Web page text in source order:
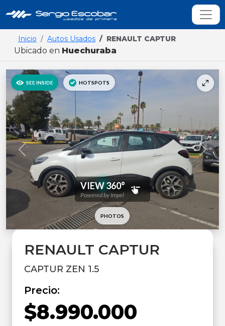
Inicio Autos Usados RENAULT CAPTUR
Ubicado en Huechuraba
Previous Next
RENAULT CAPTUR
CAPTUR ZEN 1.5
Precio:
$8.990.000